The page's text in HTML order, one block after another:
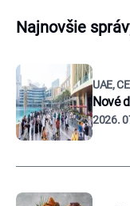
Najnovšie
UAE,
Nové
2026.